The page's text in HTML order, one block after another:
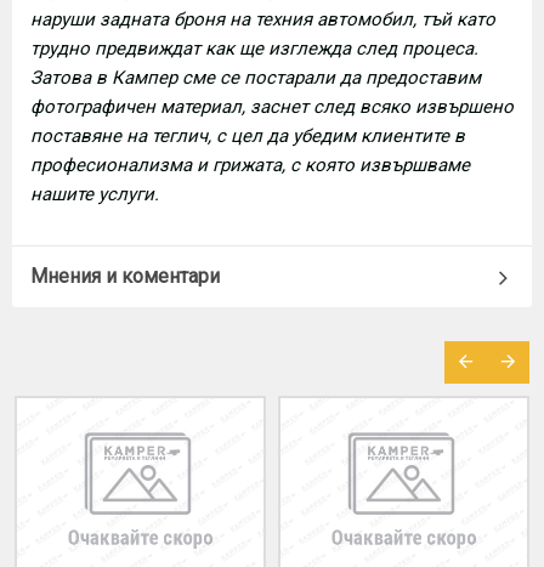
наруши задната броня на техния автомобил, тъй като
трудно предвиждат как ще изглежда след процеса.
Затова в Кампер сме се постарали да предоставим
фотографичен материал, заснет след всяко извършено
поставяне на теглич, с цел да убедим клиентите в
професионализма и грижата, с която извършваме
нашите услуги.
Мнения и коментари